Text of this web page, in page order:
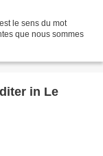
le sens du mot
que nous sommes
in Le